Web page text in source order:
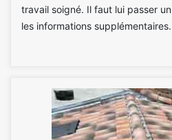
travail soigné. Il faut lui passer
les informations supplémentaires.